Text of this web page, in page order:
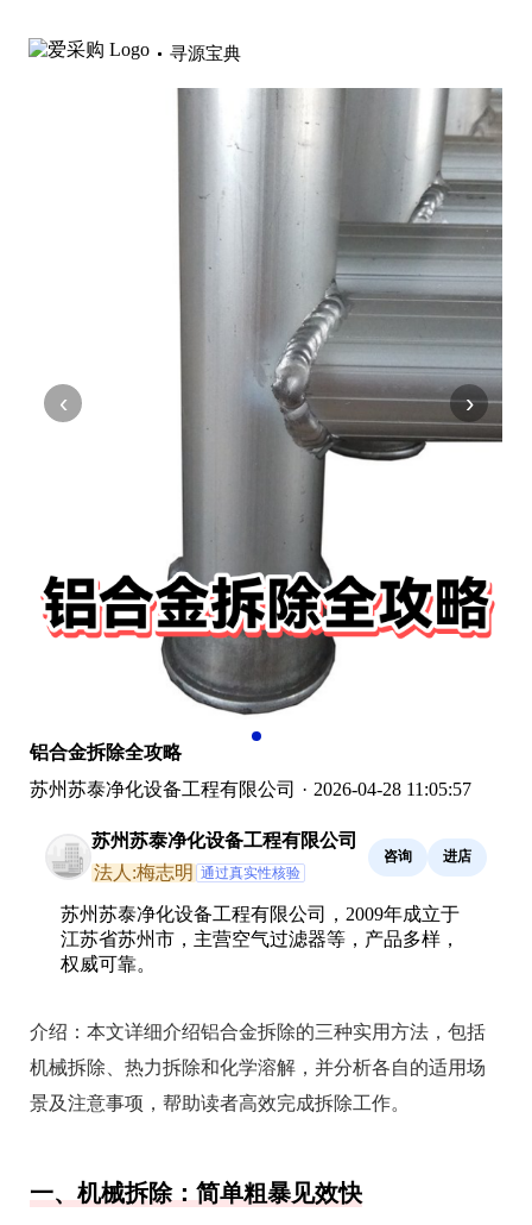
寻源宝典
‹ ›
铝合金拆除全攻略
苏州苏泰净化设备工程有限公司 · 2026-04-28 11:05:57
苏州苏泰净化设备工程有限公司
法人:梅志明 通过真实性核验
咨询 进店
苏州苏泰净化设备工程有限公司，2009年成立于
江苏省苏州市，主营空气过滤器等，产品多样，
权威可靠。
介绍： 本文详细介绍铝合金拆除的三种实用方法，包括
机械拆除、热力拆除和化学溶解，并分析各自的适用场
景及注意事项，帮助读者高效完成拆除工作。
一、机械拆除：简单粗暴见效快